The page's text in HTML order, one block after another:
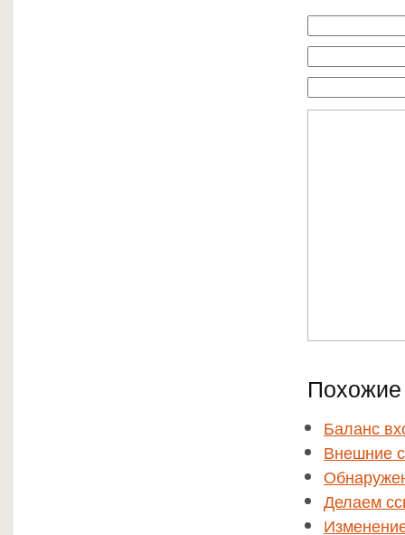
Похожие
Баланс
Внешние
Делаем